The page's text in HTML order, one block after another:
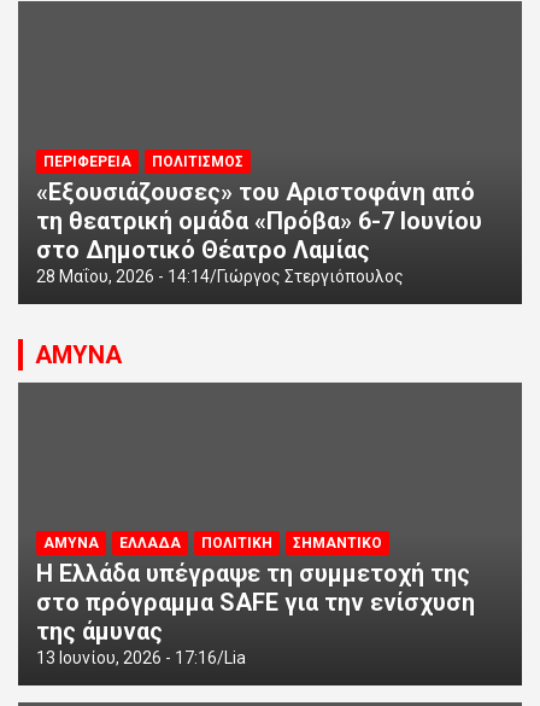
ΠΕΡΙΦΕΡΕΙΑ ΠΟΛΙΤΙΣΜΟΣ
«Εξουσιάζουσες» του Αριστοφάνη από
τη θεατρική ομάδα «Πρόβα» 6-7 Ιουνίου
στο Δημοτικό Θέατρο Λαμίας
28 Μαΐου, 2026 - 14:14 Γιώργος Στεργιόπουλος
ΑΜΥΝΑ
ΑΜΥΝΑ ΕΛΛΑΔΑ ΠΟΛΙΤΙΚΗ ΣΗΜΑΝΤΙΚΟ
Η Ελλάδα υπέγραψε τη συμμετοχή της
στο πρόγραμμα SAFE για την ενίσχυση
της άμυνας
13 Ιουνίου, 2026 - 17:16 Lia